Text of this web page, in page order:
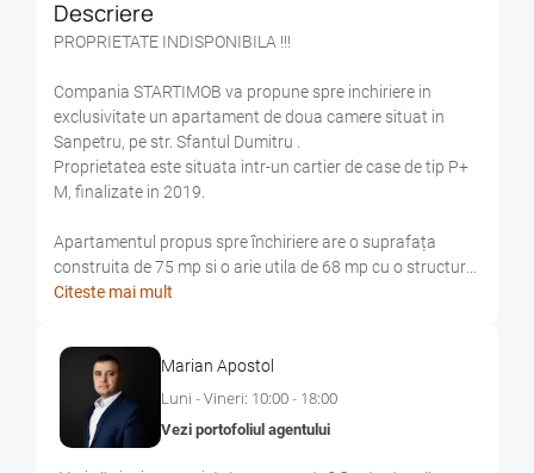
Descriere
PROPRIETATE INDISPONIBILA !!!
Compania STARTIMOB va propune spre inchiriere in
exclusivitate un apartament de doua camere situat in
Sanpetru, pe str. Sfantul Dumitru .
Proprietatea este situata intr-un cartier de case de tip P+
M, finalizate in 2019.
Apartamentul propus spre închiriere are o suprafața
construita de 75 mp si o arie utila de 68 mp cu o structura
semidecomandata fiind compus din bucatarie open
datorita poziționării nord-vestice si a spatiilor vitrate mari,
dispune de utilități separate, conexiune cablu si internet (
chiriașul va încheia contract in nume propriu cu unul
dintre furnizorii agreati), centrala termica proprie cu
încălzirea in pardoseala, finisaje moderne si de calitate.
Citeste mai mult
Marian Apostol
Luni - Vineri: 10:00 - 18:00
Vezi portofoliul agentului